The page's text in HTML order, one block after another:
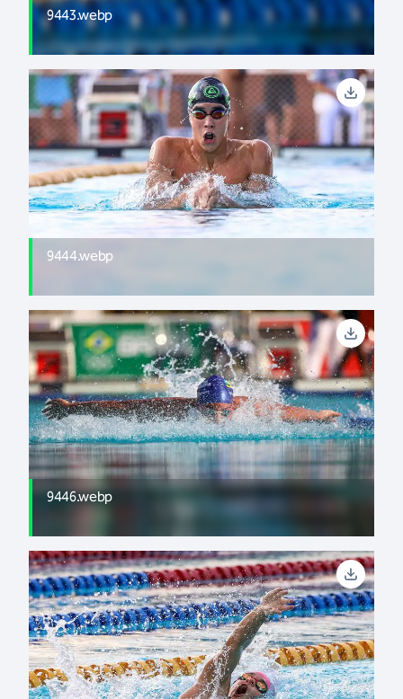
9443.webp
9444.webp
9446.webp